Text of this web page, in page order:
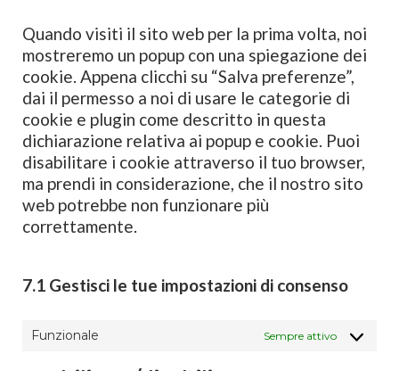
Quando visiti il sito web per la prima volta, noi
mostreremo un popup con una spiegazione dei
cookie. Appena clicchi su “Salva preferenze”,
dai il permesso a noi di usare le categorie di
cookie e plugin come descritto in questa
dichiarazione relativa ai popup e cookie. Puoi
disabilitare i cookie attraverso il tuo browser,
ma prendi in considerazione, che il nostro sito
web potrebbe non funzionare più
correttamente.
7.1 Gestisci le tue impostazioni di consenso
Funzionale Sempre attivo